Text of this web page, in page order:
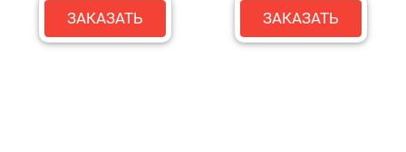
ЗАКАЗАТЬ ЗАКАЗАТЬ